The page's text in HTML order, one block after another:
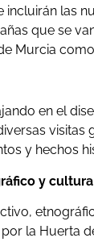
incluirán las
que se
Murcia
en el
y hechos
y cultura
la Huerta